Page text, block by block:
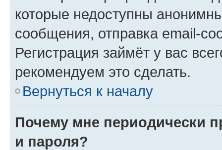
которые недоступны
сообщения, отправка email-
Регистрация займёт у вас
рекомендуем это сделать.
Вернуться к началу
Почему мне периодически
и пароля?